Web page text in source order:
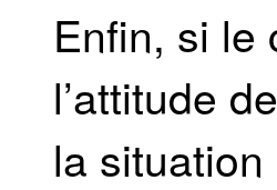
Enfin, si le
l’attitude
la